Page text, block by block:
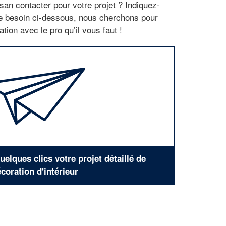
contacter pour votre projet ? Indiquez-
besoin ci-dessous, nous cherchons pour
avec le pro qu’il vous faut !
clics votre projet détaillé de
d'intérieur